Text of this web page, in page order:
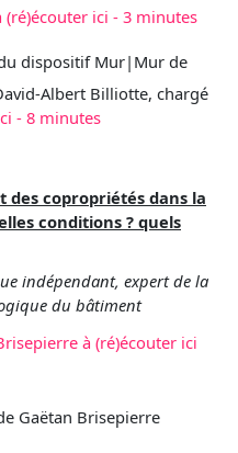
(ré)écouter ici - 3 minutes
dispositif Mur|Mur de
Albert Billiotte, chargé
- 8 minutes
des copropriétés dans la
conditions ? quels
indépendant, expert de la
du bâtiment
à (ré)écouter ici
Gaëtan Brisepierre